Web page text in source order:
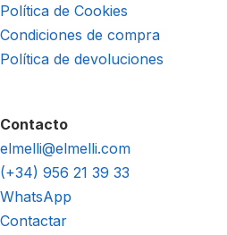
Política de Cookies
Condiciones de compra
Política de devoluciones
Contacto
elmelli@elmelli.com
(+34) 956 21 39 33
WhatsApp
Contactar